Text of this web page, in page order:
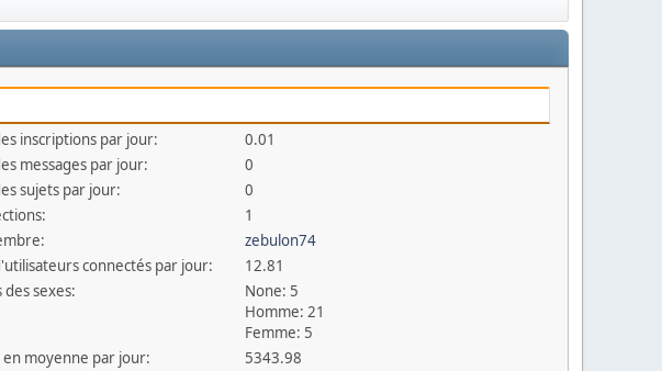
inscriptions par jour:
0.01
messages par jour:
0
sujets par jour:
0
1
zebulon74
connectés par jour:
12.81
sexes:
None: 5
Homme: 21
Femme: 5
en moyenne par jour:
5343.98